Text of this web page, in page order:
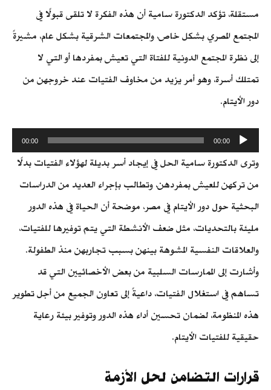
مستقلة، تؤكد الدكتورة سامية أن هذه الفكرة لا تلقى قبولًا في
المجتمع المصري بشكل خاص، والمجتمعات الشرقية بشكل عام، مشيرةً
إلى نظرة المجتمع الدونية للفتاة التي تعيش بمفردها أو التي لا
تمتلك أسرة، وهو أمر يزيد من مخاوف الفتيات عند خروجهن من
دور الأيتام.
ش
غ
ل
ص
00:00
00:00
وترى الدكتورة سامية الحل في إيجاد أسر بديلة لهؤلاء الفتيات بدلًا
من تركهن للعيش بمفردهن، وتطالب بإجراء العديد من الدراسات
البحثية حول دور الأيتام في مصر، موضحة أن الحياة في هذه الدور
مليئة بالتحديات، مثل ضعف الأنشطة التي يتم توفيرها للفتيات،
والعلاقات النفسية المشوهة بينهن بسبب تجاربهن منذ الطفولة.
وأشارت إلى الممارسات السلبية من بعض الأخصائيين التي قد
تساهم في استغلال الفتيات، داعيةً إلى تعاون الجميع من أجل تطوير
هذه المنظومة، لضمان تحسين أداء هذه الدور وتوفير بيئة رعاية
حقيقية للفتيات الأيتام.
قرارات التضامن لحل الأزمة